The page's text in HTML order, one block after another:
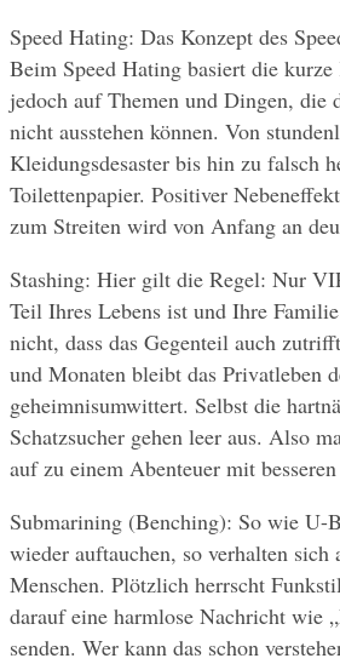
Speed Hating: Das Konzept des
Beim Speed Hating basiert die
jedoch auf Themen und Dingen, die
nicht ausstehen können. Von
Kleidungsdesaster bis hin zu falsch
Toilettenpapier. Positiver
zum Streiten wird von Anfang an
Stashing: Hier gilt die Regel: Nur
Teil Ihres Lebens ist und Ihre
nicht, dass das Gegenteil auch
und Monaten bleibt das Privatleben
geheimnisumwittert. Selbst die
Schatzsucher gehen leer aus. Also
auf zu einem Abenteuer mit
Submarining (Benching): So wie U-
wieder auftauchen, so verhalten sich
Menschen. Plötzlich herrscht
darauf eine harmlose Nachricht wie
senden. Wer kann das schon